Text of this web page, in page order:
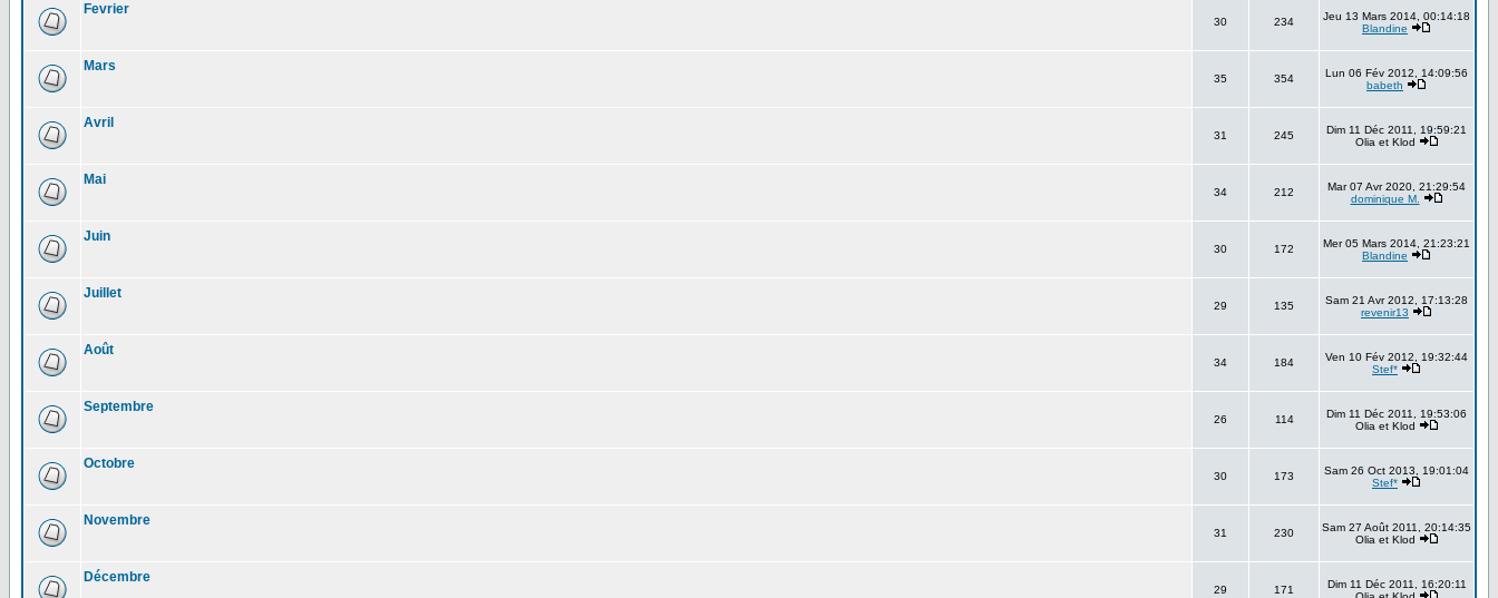
Fevrier
30 234
Jeu 13 Mars 2014, 00:14:18
Blandine
Mars
35 354
Lun 06 Fév 2012, 14:09:56
babeth
Avril
31 245
Dim 11 Déc 2011, 19:59:21
Olia et Klod
Mai
34 212
Mar 07 Avr 2020, 21:29:54
dominique M.
Juin
30 172
Mer 05 Mars 2014, 21:23:21
Blandine
Juillet
29 135
Sam 21 Avr 2012, 17:13:28
revenir13
Août
34 184
Ven 10 Fév 2012, 19:32:44
Stef*
Septembre
26 114
Dim 11 Déc 2011, 19:53:06
Olia et Klod
Octobre
30 173
Sam 26 Oct 2013, 19:01:04
Stef*
Novembre
31 230
Sam 27 Août 2011, 20:14:35
Olia et Klod
Décembre
29 171
Dim 11 Déc 2011, 16:20:11